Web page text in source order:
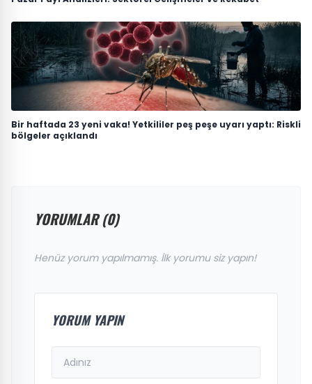
Bir haftada 23 yeni vaka! Yetkililer peş peşe uyarı yaptı: Riskli
bölgeler açıklandı
YORUMLAR (0)
Henüz yorum yapılmamış. İlk yorumu siz yapın!
YORUM YAPIN